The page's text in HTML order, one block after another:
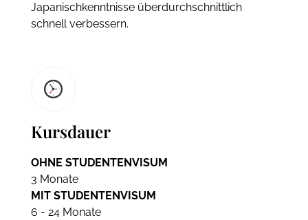
Japanischkenntnisse überdurchschnittlich
schnell verbessern.
Kursdauer
OHNE STUDENTENVISUM
3 Monate
MIT STUDENTENVISUM
6 - 24 Monate